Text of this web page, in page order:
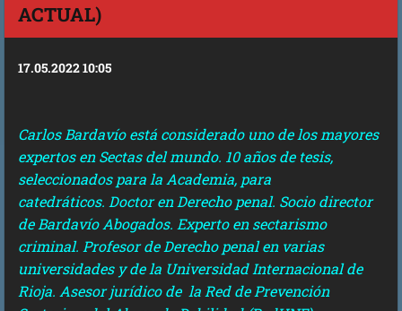
ACTUAL)
17.05.2022 10:05
Carlos Bardavío está considerado uno de los mayores
expertos en Sectas del mundo. 10 años de tesis,
seleccionados para la Academia, para
catedráticos. Doctor en Derecho penal. Socio director
de Bardavío Abogados. Experto en sectarismo
criminal. Profesor de Derecho penal en varias
universidades y de la Universidad Internacional de
Rioja. Asesor jurídico de la Red de Prevención